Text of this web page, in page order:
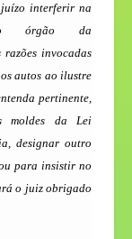
juízo interferir na
órgão da
razões invocadas
autos ao ilustre
pertinente,
moldes da Lei
designar outro
para insistir no
o juiz obrigado